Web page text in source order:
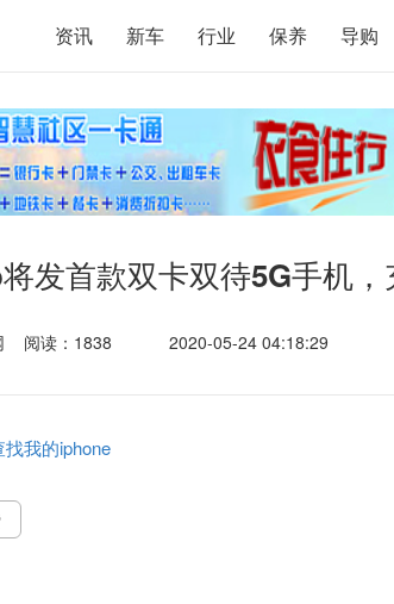
资讯 新车 行业 保养 导购
发首款双卡双待5G手机
阅读：1838 2020-05-24 04:18:29
找我的iphone